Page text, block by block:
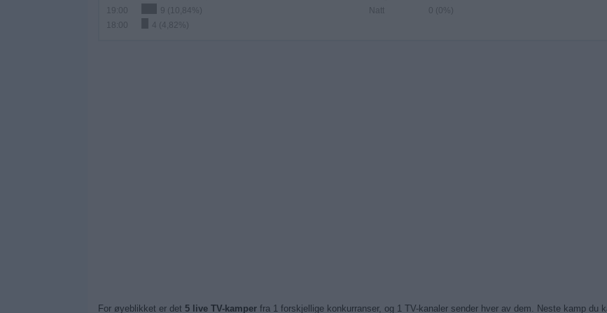
19:00
9 (10,84%)
18:00
4 (4,82%)
Natt
0 (0%)
For øyeblikket er det 5 live TV-kamperfra 1 forskjellige konkurranser, og 1 TV-kanaler sender hver av dem. Neste kamp du